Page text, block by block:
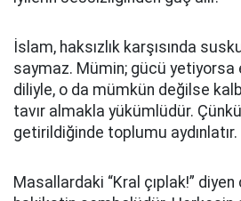
İslam, haksızlık karşısında
saymaz. Mümin; gücü yetiyorsa
diliyle, o da mümkün değilse
tavır almakla yükümlüdür.
getirildiğinde toplumu aydınlatır.
Masallardaki “Kral çıplak!” diyen